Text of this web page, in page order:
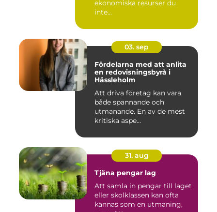
ekonomiska resurser du
inte...
03. sep
Fördelarna med att anlita
en redovisningsbyrå i
Hässleholm
Att driva företag kan vara
både spännande och
utmanande. En av de mest
kritiska aspe...
31. aug
Tjäna pengar lag
Att samla in pengar till laget
eller skolklassen kan ofta
kännas som en utmaning,